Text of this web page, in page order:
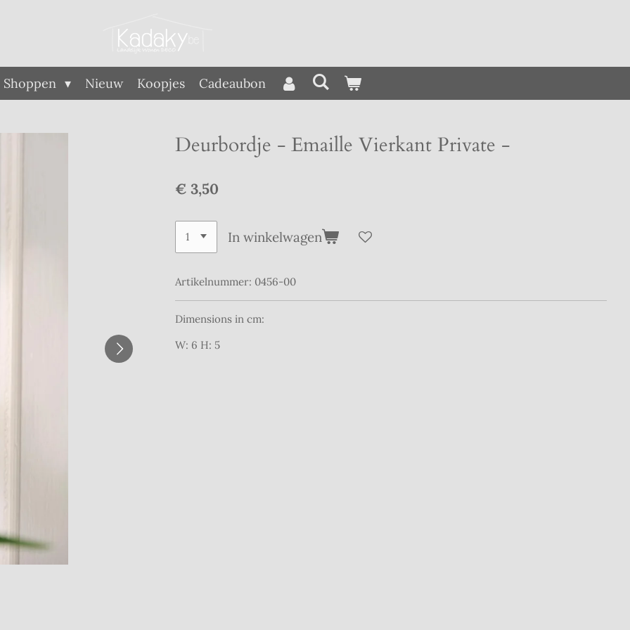
Shoppen Nieuw Koopjes Cadeaubon
Deurbordje - Emaille Vierkant Private -
€ 3,50
In winkelwagen
Artikelnummer: 0456-00
Dimensions in cm:
W: 6 H: 5